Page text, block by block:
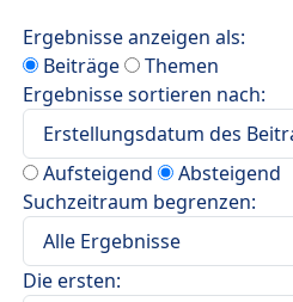
Ergebnisse anzeigen als:
Beiträge
Themen
Ergebnisse sortieren nach:
Aufsteigend
Absteigend
Suchzeitraum begrenzen:
Die ersten: